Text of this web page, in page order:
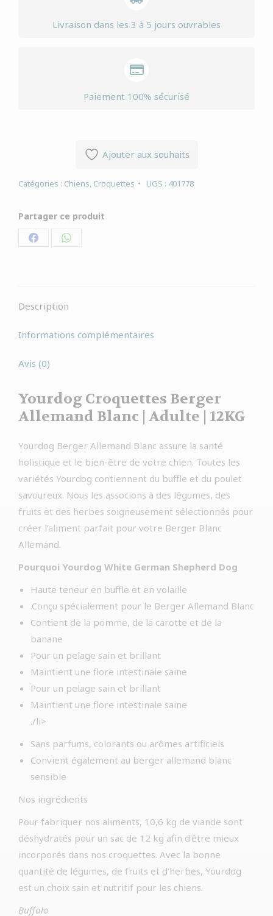
Livraison dans les 3 à 5 jours ouvrables
Paiement 100% sécurisé
Ajouter aux souhaits
Catégories : Chiens, Croquettes UGS : 401778
Partager ce produit
PartagerPartager
Description
Informations complémentaires
Avis (0)
Yourdog Croquettes Berger
Allemand Blanc | Adulte | 12KG
Yourdog Berger Allemand Blanc assure la santé
holistique et le bien-être de votre chien. Toutes les
variétés Yourdog contiennent du buffle et du poulet
savoureux. Nous les associons à des légumes, des
fruits et des herbes soigneusement sélectionnés pour
créer l’aliment parfait pour votre Berger Blanc
Allemand.
Pourquoi Yourdog White German Shepherd Dog
Haute teneur en buffle et en volaille
.Conçu spécialement pour le Berger Allemand Blanc
Contient de la pomme, de la carotte et de la
banane
Pour un pelage sain et brillant
Maintient une flore intestinale saine
Pour un pelage sain et brillant
Maintient une flore intestinale saine
./li>
Sans parfums, colorants ou arômes artificiels
Convient également au berger allemand blanc
sensible
Nos ingrédients
Pour fabriquer nos aliments, 10,6 kg de viande sont
déshydratés pour un sac de 12 kg afin d’être mieux
incorporés dans nos croquettes. Avec la bonne
quantité de légumes, de fruits et d’herbes, Yourdog
est un choix sain et nutritif pour les chiens.
Buffalo